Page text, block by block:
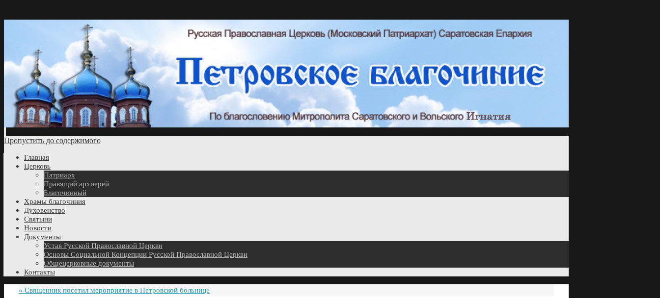
Пропустить до содержимого
Главная
Церковь
Патриарх
Правящий архиерей
Благочинный
Храмы благочиния
Духовенство
Святыни
Новости
Документы
Устав Русской Православной Церкви
Основы Социальной Концепции Русской Православной Церкви
Общецерковные документы
Контакты
« Священник посетил мероприятие в Петровской больнице